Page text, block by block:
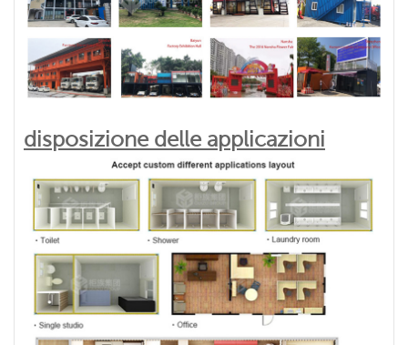
disposizione delle applicazioni